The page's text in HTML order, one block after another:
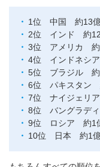
1位 中国 約13億
2位 インド 約12
3位 アメリカ 約
4位 インドネシ
5位 ブラジル 約
6位 パキスタン
7位 ナイジェリ
8位 バングラデ
9位 ロシア 約1
10位 日本 約1億